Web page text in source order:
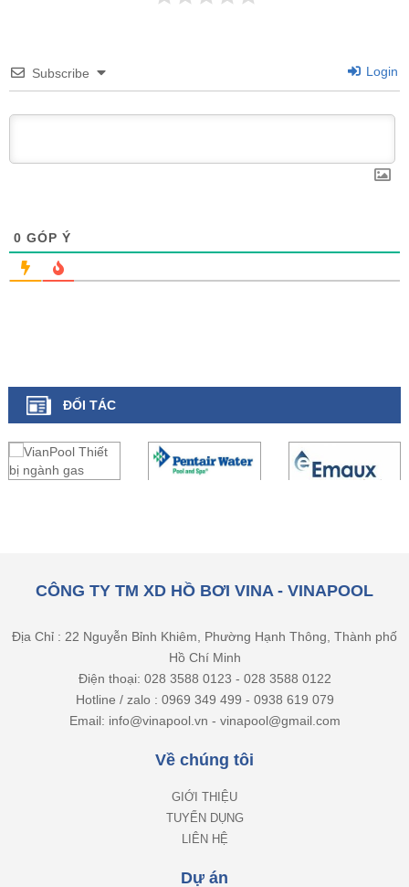
Subscribe Login
0 GÓP Ý
ĐỐI TÁC
CÔNG TY TM XD HỒ BƠI VINA - VINAPOOL
Địa Chỉ : 22 Nguyễn Bỉnh Khiêm, Phường Hạnh Thông, Thành phố
Hồ Chí Minh
Điện thoại: 028 3588 0123 - 028 3588 0122
Hotline / zalo : 0969 349 499 - 0938 619 079
Email: info@vinapool.vn - vinapool@gmail.com
Về chúng tôi
GIỚI THIỆU
TUYỂN DỤNG
LIÊN HỆ
Dự án